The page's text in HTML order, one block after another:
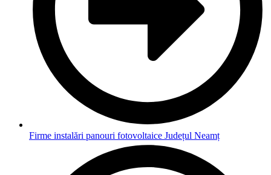
Firme instalări panouri fotovoltaice Județul Neamț